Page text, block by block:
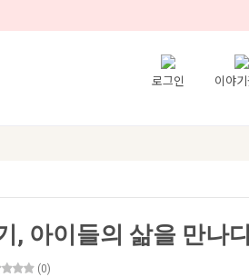
로그인 이야
, 아이들의 삶을 만나
(0)